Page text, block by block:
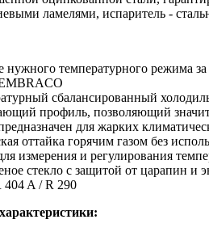
ламелями, испаритель -
температурного режима
сбалансированный
профиль, позволяющий
для жарких
оттайка горячим газом без
измерения и регулирования
стекло с защитой от царапин и
404 A / R 290